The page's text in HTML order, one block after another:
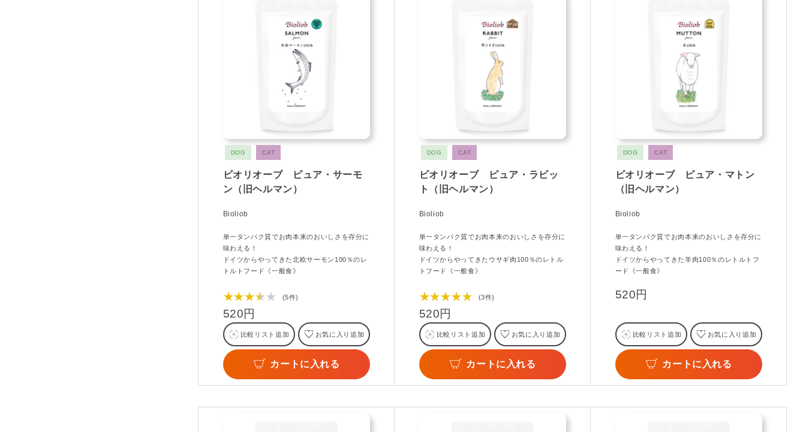
DOG CAT
ビオリオーブ ピュア・サーモ
ン（旧ヘルマン）
Bioliob
単一タンパク質でお肉本来のおいしさを存分に
味わえる！
ドイツからやってきた北欧サーモン100％のレ
トルトフード《一般食》
★★★★★ (5件)
520円
比較リスト追加 お気に入り追加
カートに入れる
DOG CAT
ビオリオーブ ピュア・ラビッ
ト（旧ヘルマン）
Bioliob
単一タンパク質でお肉本来のおいしさを存分に
味わえる！
ドイツからやってきたウサギ肉100％のレトル
トフード《一般食》
★★★★★ (3件)
520円
比較リスト追加 お気に入り追加
カートに入れる
DOG CAT
ビオリオーブ ピュア・マトン
（旧ヘルマン）
Bioliob
単一タンパク質でお肉本来のおいしさを存分に
味わえる！
ドイツからやってきた羊肉100％のレトルトフ
ード《一般食》
520円
比較リスト追加 お気に入り追加
カートに入れる